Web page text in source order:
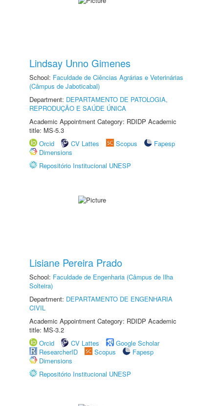
Lindsay Unno Gimenes
School: Faculdade de Ciências Agrárias e Veterinárias
(Câmpus de Jaboticabal)
Department: DEPARTAMENTO DE PATOLOGIA,
REPRODUÇÃO E SAÚDE ÚNICA
Academic Appointment Category: RDIDP Academic
title: MS-5.3
Orcid
CV Lattes Scopus
Fapesp
Dimensions
Repositório Institucional UNESP
Lisiane Pereira Prado
School: Faculdade de Engenharia (Câmpus de Ilha
Solteira)
Department: DEPARTAMENTO DE ENGENHARIA
CIVIL
Academic Appointment Category: RDIDP Academic
title: MS-3.2
Orcid
CV Lattes
Google Scholar
ResearcherID
Scopus
Fapesp
Dimensions
Repositório Institucional UNESP